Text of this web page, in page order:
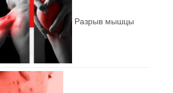
Разрыв мышцы